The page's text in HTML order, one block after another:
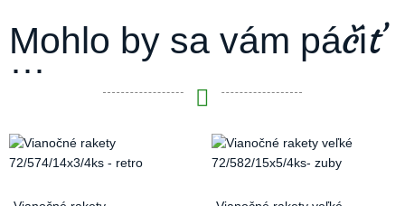
Mohlo by sa vám páčiť
…